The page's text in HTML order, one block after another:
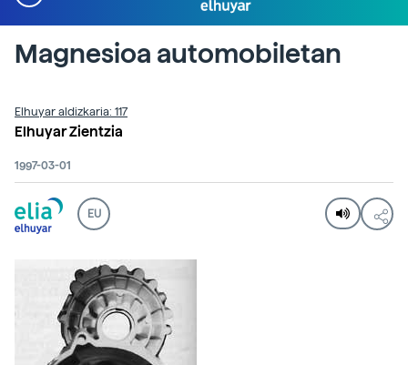
Magnesioa automobiletan
Elhuyar aldizkaria: 117
Elhuyar Zientzia
1997-03-01
EU